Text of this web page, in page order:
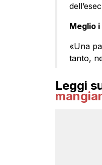
Meglio
«Una
tanto,
Leggi